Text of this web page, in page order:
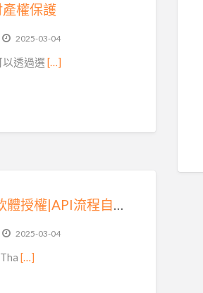
權保護
2025-03-04
透過選 […]
Sentinel數位轉型|雲端授權|軟體授權|API流程自動化
2025-03-04
[…]